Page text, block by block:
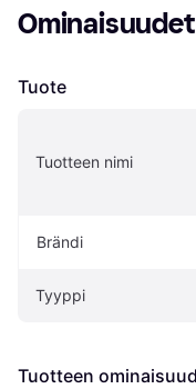
Ominaisuudet
Tuote
Tuotteen nimi
Brändi
Tyyppi
Tuotteen